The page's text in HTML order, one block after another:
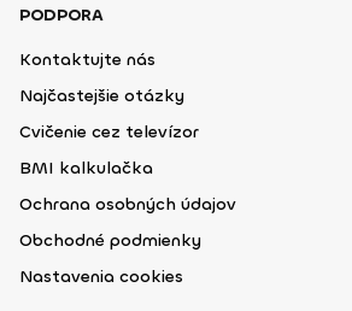
PODPORA
Kontaktujte nás
Najčastejšie otázky
Cvičenie cez televízor
BMI kalkulačka
Ochrana osobných údajov
Obchodné podmienky
Nastavenia cookies